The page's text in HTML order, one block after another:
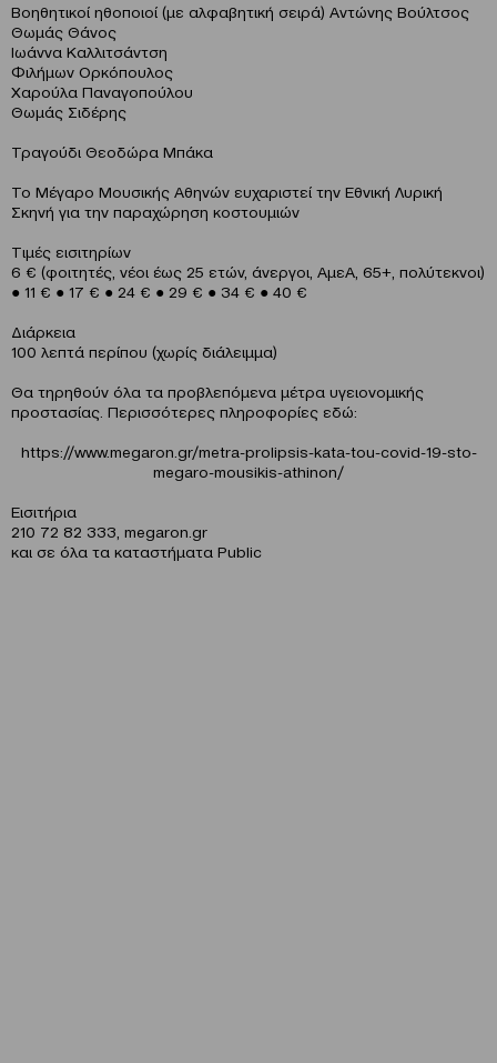
Βοηθητικοί ηθοποιοί (με αλφαβητική σειρά) Αντώνης Βούλτσος
Θωμάς Θάνος
Ιωάννα Καλλιτσάντση
Φιλήμων Ορκόπουλος
Χαρούλα Παναγοπούλου
Θωμάς Σιδέρης
Τραγούδι Θεοδώρα Μπάκα
Το Μέγαρο Μουσικής Αθηνών ευχαριστεί την Εθνική Λυρική
Σκηνή για την παραχώρηση κοστουμιών
Τιμές εισιτηρίων
6 € (φοιτητές, νέοι έως 25 ετών, άνεργοι, ΑμεΑ, 65+, πολύτεκνοι)
● 11 € ● 17 € ● 24 € ● 29 € ● 34 € ● 40 €
Διάρκεια
100 λεπτά περίπου (χωρίς διάλειμμα)
Θα τηρηθούν όλα τα προβλεπόμενα μέτρα υγειονομικής
προστασίας. Περισσότερες πληροφορίες εδώ:
https://www.megaron.gr/metra-prolipsis-kata-tou-covid-19-sto-
megaro-mousikis-athinon/
Eισιτήρια
210 72 82 333, megaron.gr
και σε όλα τα καταστήματα Public